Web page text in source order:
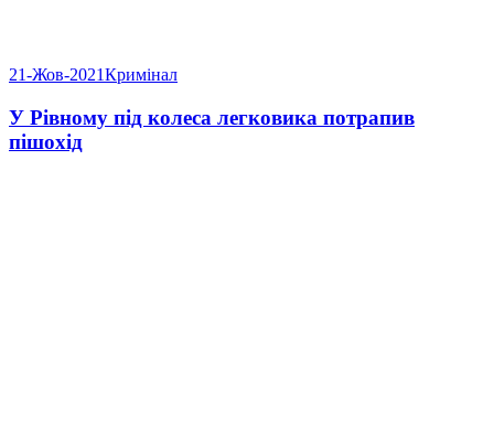
21-Жов-2021Кримінал
У Рівному під колеса легковика потрапив
пішохід